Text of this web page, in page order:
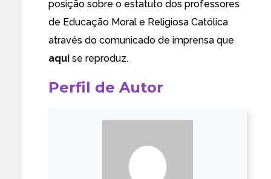
posição sobre o estatuto dos professores
de Educação Moral e Religiosa Católica
através do comunicado de imprensa que
aqui se reproduz.
Perfil de Autor